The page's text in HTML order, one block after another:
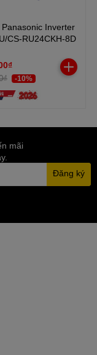
Inverter
CS-RU24CKH-8D
-10%
mãi
Đăng ký